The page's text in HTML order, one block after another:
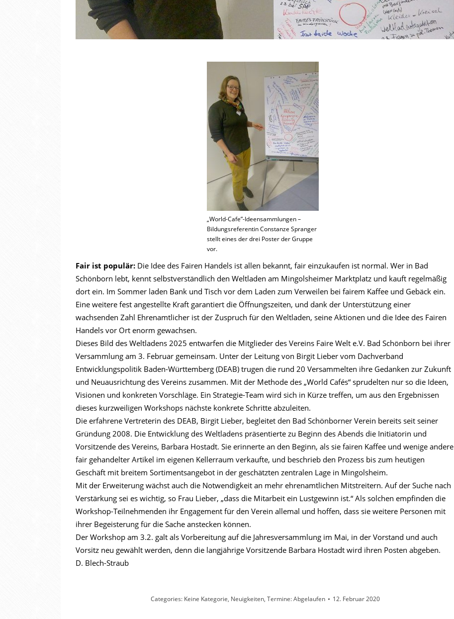
„World-Cafe”-Ideensammlungen –
Bildungsreferentin Constanze Spranger
stellt eines der drei Poster der Gruppe
vor.
Fair ist populär: Die Idee des Fairen Handels ist allen bekannt, fair einzukaufen ist normal. Wer in Bad
Schönborn lebt, kennt selbstverständlich den Weltladen am Mingolsheimer Marktplatz und kauft regelmäßig
dort ein. Im Sommer laden Bank und Tisch vor dem Laden zum Verweilen bei fairem Kaffee und Gebäck ein.
Eine weitere fest angestellte Kraft garantiert die Öffnungszeiten, und dank der Unterstützung einer
wachsenden Zahl Ehrenamtlicher ist der Zuspruch für den Weltladen, seine Aktionen und die Idee des Fairen
Handels vor Ort enorm gewachsen.
Dieses Bild des Weltladens 2025 entwarfen die Mitglieder des Vereins Faire Welt e.V. Bad Schönborn bei ihrer
Versammlung am 3. Februar gemeinsam. Unter der Leitung von Birgit Lieber vom Dachverband
Entwicklungspolitik Baden-Württemberg (DEAB) trugen die rund 20 Versammelten ihre Gedanken zur Zukunft
und Neuausrichtung des Vereins zusammen. Mit der Methode des „World Cafés“ sprudelten nur so die Ideen,
Visionen und konkreten Vorschläge. Ein Strategie-Team wird sich in Kürze treffen, um aus den Ergebnissen
dieses kurzweiligen Workshops nächste konkrete Schritte abzuleiten.
Die erfahrene Vertreterin des DEAB, Birgit Lieber, begleitet den Bad Schönborner Verein bereits seit seiner
Gründung 2008. Die Entwicklung des Weltladens präsentierte zu Beginn des Abends die Initiatorin und
Vorsitzende des Vereins, Barbara Hostadt. Sie erinnerte an den Beginn, als sie fairen Kaffee und wenige andere
fair gehandelter Artikel im eigenen Kellerraum verkaufte, und beschrieb den Prozess bis zum heutigen
Geschäft mit breitem Sortimentsangebot in der geschätzten zentralen Lage in Mingolsheim.
Mit der Erweiterung wächst auch die Notwendigkeit an mehr ehrenamtlichen Mitstreitern. Auf der Suche nach
Verstärkung sei es wichtig, so Frau Lieber, „dass die Mitarbeit ein Lustgewinn ist.“ Als solchen empfinden die
Workshop-Teilnehmenden ihr Engagement für den Verein allemal und hoffen, dass sie weitere Personen mit
ihrer Begeisterung für die Sache anstecken können.
Der Workshop am 3.2. galt als Vorbereitung auf die Jahresversammlung im Mai, in der Vorstand und auch
Vorsitz neu gewählt werden, denn die langjährige Vorsitzende Barbara Hostadt wird ihren Posten abgeben.
D. Blech-Straub
Categories: Keine Kategorie, Neuigkeiten, Termine: Abgelaufen 12. Februar 2020